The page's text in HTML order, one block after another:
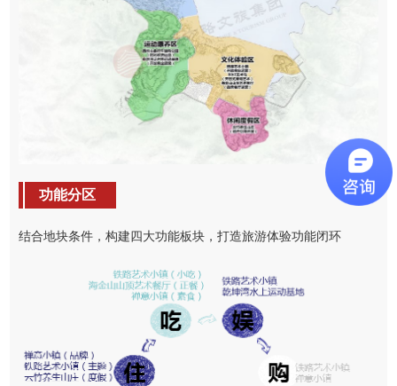
功能分区
结合地块条件，构建四大功能板块，打造旅游体验功能闭环